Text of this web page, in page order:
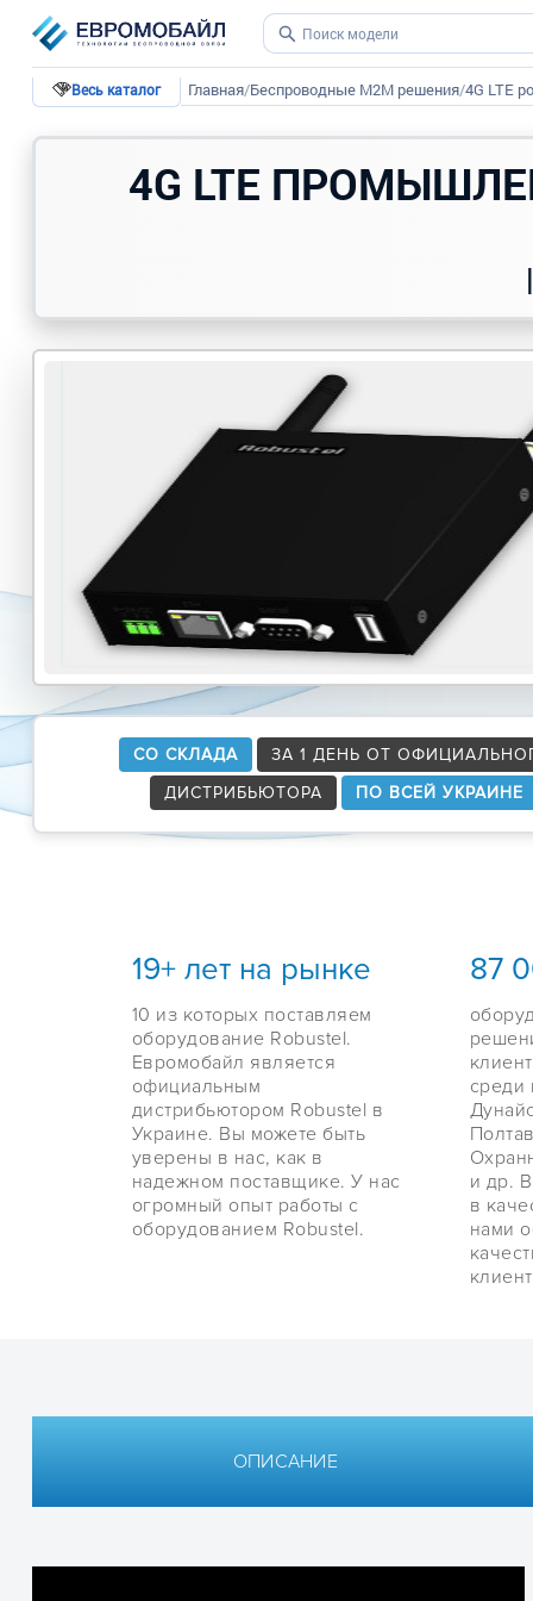
Весь каталог Главная/Беспроводные М2М решения/4G LTE
4G LTE
СО СКЛАДА
ЗА 1 ДЕНЬ ОТ
ДИСТРИБЬЮТОРА
ПО ВСЕЙ УКРАИНЕ
19+ лет на рынке
10 из которых поставляем
оборудование Robustel.
Евромобайл является
официальным
дистрибьютором Robustel в
Украине. Вы можете быть
уверены в нас, как в
надежном поставщике. У нас
огромный опыт работы с
оборудованием Robustel.
87
среди
и др.
в
нами
ОПИСАНИЕ
Технические характеристики
Документация